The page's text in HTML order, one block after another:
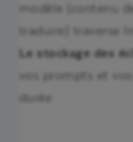
modèle (contenu
traduire) traverse
Le stockage des
vos prompts et
durée